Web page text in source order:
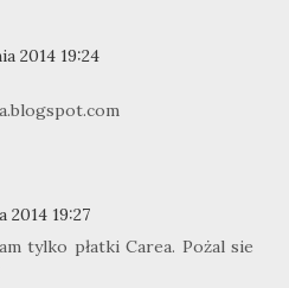
2014 19:24
2014 19:27
tylko płatki Carea. Pożal sie